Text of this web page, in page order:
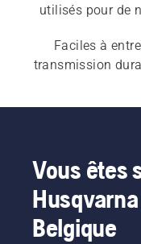
utilisés pour de
Faciles à
transmission
pendant de
Vous êtes
Belgique